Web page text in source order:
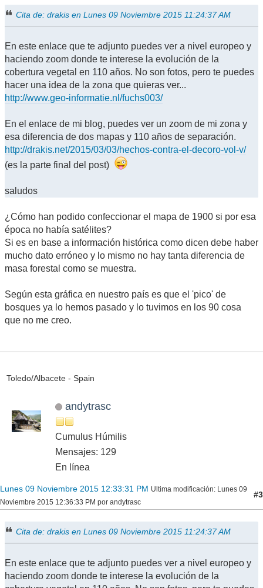
Cita de: drakis en Lunes 09 Noviembre 2015 11:24:37 AM
En este enlace que te adjunto puedes ver a nivel europeo y
haciendo zoom donde te interese la evolución de la
cobertura vegetal en 110 años. No son fotos, pero te puedes
hacer una idea de la zona que quieras ver...
http://www.geo-informatie.nl/fuchs003/
En el enlace de mi blog, puedes ver un zoom de mi zona y
esa diferencia de dos mapas y 110 años de separación.
http://drakis.net/2015/03/03/hechos-contra-el-decoro-vol-v/
(es la parte final del post)
saludos
¿Cómo han podido confeccionar el mapa de 1900 si por esa
época no había satélites?
Si es en base a información histórica como dicen debe haber
mucho dato erróneo y lo mismo no hay tanta diferencia de
masa forestal como se muestra.
Según esta gráfica en nuestro país es que el 'pico' de
bosques ya lo hemos pasado y lo tuvimos en los 90 cosa
que no me creo.
Toledo/Albacete - Spain
andytrasc
Cumulus Húmilis
Mensajes: 129
En línea
Lunes 09 Noviembre 2015 12:33:31 PM Ultima modificación: Lunes 09
Noviembre 2015 12:36:33 PM por andytrasc
#3
Cita de: drakis en Lunes 09 Noviembre 2015 11:24:37 AM
En este enlace que te adjunto puedes ver a nivel europeo y
haciendo zoom donde te interese la evolución de la